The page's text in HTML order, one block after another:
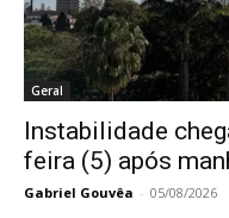
Geral
Instabilidade
feira (5) após
Gabriel Gouvêa - 05/08/2026